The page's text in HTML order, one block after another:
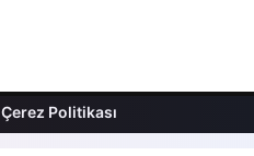
Çerez Politikası